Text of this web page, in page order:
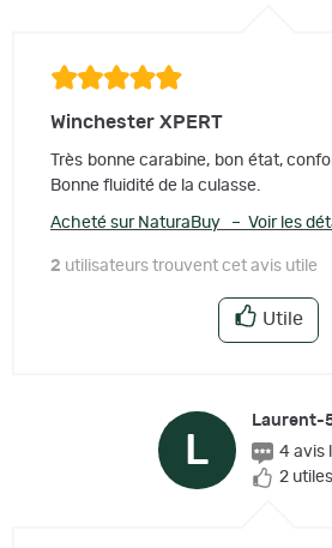
Winchester XPERT
Très bonne carabine, bon état,
Bonne fluidité de la culasse.
Acheté sur NaturaBuy – Voir les
2 utilisateurs trouvent cet avis utile
Utile
L
Laurent-
4 avis
2